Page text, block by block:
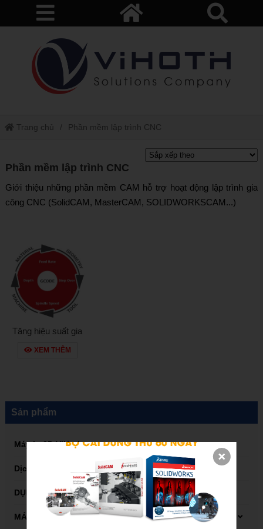
Trang chủ Phần mềm lập trình CNC
Phần mềm lập trình CNC
Giới thiệu những phần mềm CAM hỗ trợ hoạt động lập trình gia
công CNC (SolidCAM, MasterCAM, SOLIDWORKSCAM...)
Tăng hiệu suất gia
công CNC dễ dàng
XEM THÊM
Sản phẩm
Máy in 3D ViHoth
Dịch vụ in 3D
DỤNG CỤ GÁ KẸP A-ONE
MÁY CÔNG CỤ